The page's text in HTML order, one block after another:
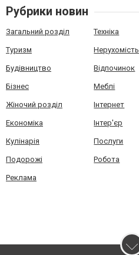
Рубрики новин
Загальний розділ Техніка
Туризм Нерухомість
Будівництво Відпочинок
Бізнес Меблі
Жіночий розділ Інтернет
Економіка Інтер'єр
Кулінарія Послуги
Подорожі Робота
Реклама